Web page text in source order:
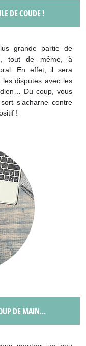
DE COUDE !
grande partie de
tout de même, à
En effet, il sera
les disputes avec les
Du coup, vous
s’acharne contre
!
DE MAIN…